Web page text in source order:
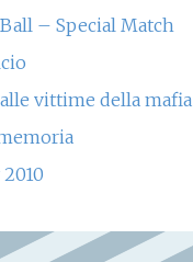
– Special Match
vittime della mafia